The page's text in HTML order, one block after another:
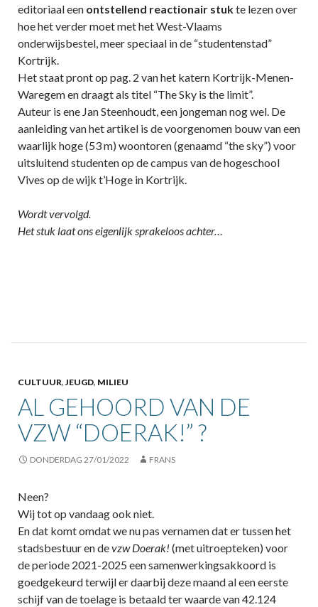
editoriaal een ontstellend reactionair stukte lezen over
hoe het verder moet met het West-Vlaams
onderwijsbestel, meer speciaal in de “studentenstad”
Kortrijk.
Het staat pront op pag. 2 van het katern Kortrijk-Menen-
Waregem en draagt als titel “The Sky is the limit”.
Auteur is ene Jan Steenhoudt, een jongeman nog wel. De
aanleiding van het artikel is de voorgenomen bouw van een
waarlijk hoge (53 m) woontoren (genaamd “the sky”) voor
uitsluitend studenten op de campus van de hogeschool
Vives op de wijk t’Hoge in Kortrijk.
Wordt vervolgd.
Het stuk laat ons eigenlijk sprakeloos achter…
CULTUUR,JEUGD, MILIEU
AL GEHOORD VAN DE
VZW “DOERAK!” ?
DONDERDAG 27/01/2022 FRANS
Neen?
Wij tot op vandaag ook niet.
En dat komt omdat we nu pas vernamen dat er tussen het
stadsbestuur en devzw Doerak! (met uitroepteken) voor
de periode 2021-2025 een samenwerkingsakkoord is
goedgekeurd terwijl er daarbij deze maand al een eerste
schijf van de toelage is betaald ter waarde van 42.124